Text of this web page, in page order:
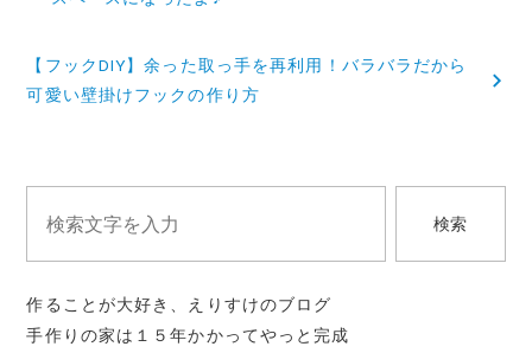
ビ
シ
ョ
ン
【フックDIY】余った取っ手を再利用！バラバラだから
可愛い壁掛けフックの作り方
検索
作ることが大好き、えりすけのブログ
手作りの家は１５年かかってやっと完成